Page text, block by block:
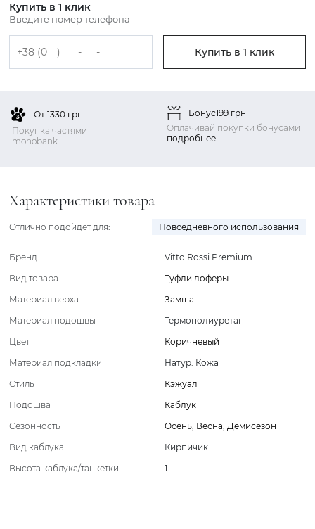
Купить в 1 клик
Введите номер телефона
Купить в 1 клик
От 1330 грн
Покупка частями
monobank
Бонус199 грн
Оплачивай покупки бонусами
подробнее
Характеристики товара
Отлично подойдет для: Повседневного использования
Бренд
Vitto Rossi Premium
Вид товара
Туфли лоферы
Материал верха
Замша
Материал подошвы
Термополиуретан
Цвет
Коричневый
Материал подкладки
Натур. Кожа
Стиль
Кэжуал
Подошва
Каблук
Сезонность
Осень, Весна, Демисезон
Вид каблука
Кирпичик
Высота каблука/танкетки
1